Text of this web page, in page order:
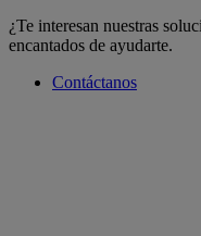
¿Te interesan nuestras
encantados de ayudarte.
Contáctanos